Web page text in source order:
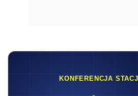
KONFERENCJA